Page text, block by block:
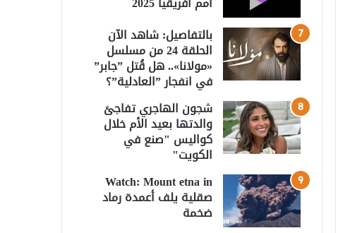
بالتفاصيل: شاهد الآن
الحلقة 24 من مسلسل
«مولانا».. هل قُتل ”جابر”
في انفجار ”العادلية”؟
شجون الهاجري تفاجئ
والدتها بعيد الأم خلال
كواليس "صنع في
الكويت"
Watch: Mount etna in
صقلية يلف أعمدة رماد
ضخمة